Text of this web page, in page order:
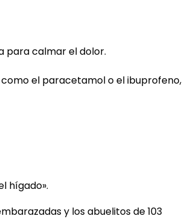
para calmar el dolor.
el paracetamol o el ibuprofeno,
hígado».
y los abuelitos de 103